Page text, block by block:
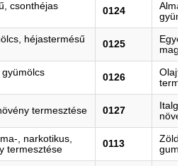
csonthéjas
0124
héjastermésű
0125
0126
termesztése 0127
, narkotikus,
termesztése
0113